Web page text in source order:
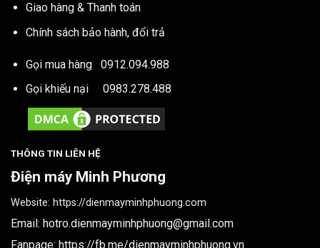
Giao hàng & Thanh toán
Chính sách bảo hành, đổi trả
Gọi mua hàng 0912.094.988
Gọi khiếu nại 0983.278.488
THÔNG TIN LIÊN HỆ
Điện máy Minh Phương
Website: https://dienmayminhphuong.com
Email: hotro.dienmayminhphuong@gmail.com
Fanpage: https://fb.me/dienmayminhphuong.vn